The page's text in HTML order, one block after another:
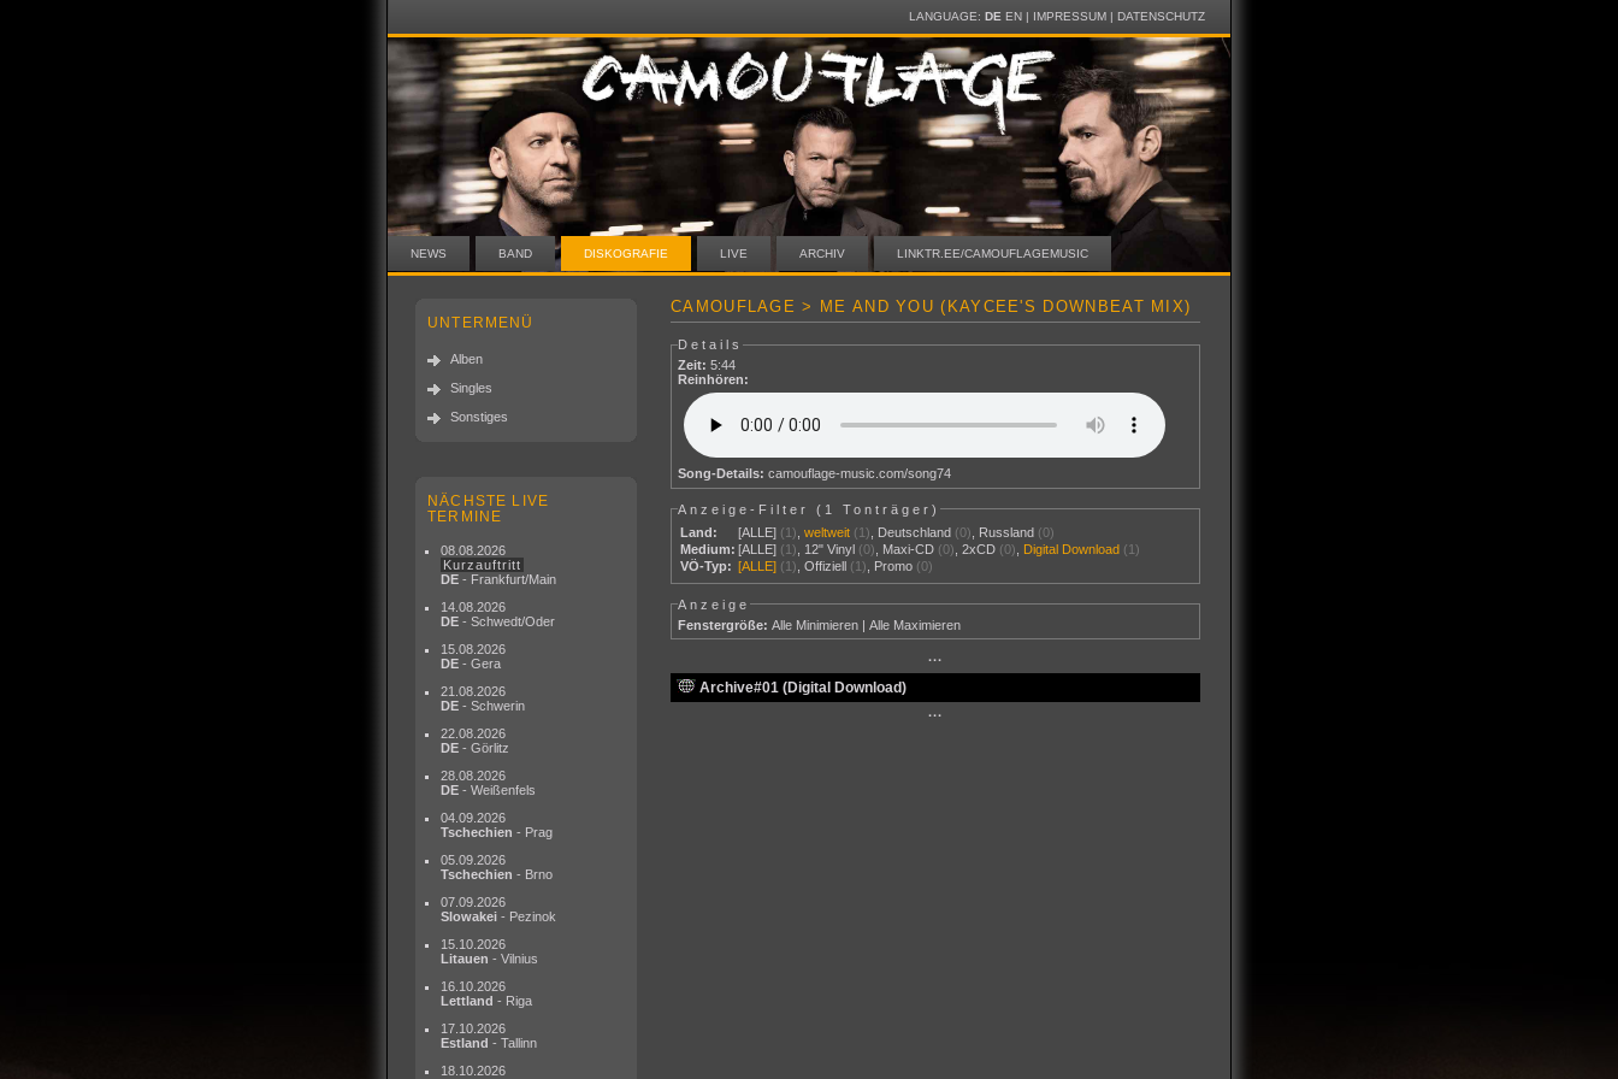
LANGUAGE: DE EN| IMPRESSUM| DATENSCHUTZ
NEWS BAND DISKOGRAFIE LIVE ARCHIV LINKTR.EE/CAMOUFLAGEMUSIC
UNTERMENÜ
Alben
Singles
Sonstiges
NÄCHSTE LIVE
TERMINE
08.08.2026
Kurzauftritt
DE - Frankfurt/Main
14.08.2026
DE - Schwedt/Oder
15.08.2026
DE - Gera
21.08.2026
DE - Schwerin
22.08.2026
DE - Görlitz
28.08.2026
DE - Weißenfels
04.09.2026
Tschechien - Prag
05.09.2026
Tschechien - Brno
07.09.2026
Slowakei - Pezinok
15.10.2026
Litauen - Vilnius
16.10.2026
Lettland - Riga
17.10.2026
Estland - Tallinn
18.10.2026
CAMOUFLAGE > ME AND YOU (KAYCEE'S DOWNBEAT MIX)
Details
Zeit: 5:44
Reinhören:
Song-Details: camouflage-music.com/song74
Anzeige-Filter ( 1 Tonträger)
Land:
[ALLE] (1) ,weltweit (1) Deutschland (0) Russland (0)
Medium: [ALLE] (1) 12" Vinyl (0) Maxi-CD (0) ,2xCD (0) Digital Download (1)
VÖ-Typ: [ALLE] (1) ,Offiziell (1) Promo (0)
Anzeige
Fenstergröße: Alle Minimieren |Alle Maximieren
···
Archive#01 (Digital Download)
···